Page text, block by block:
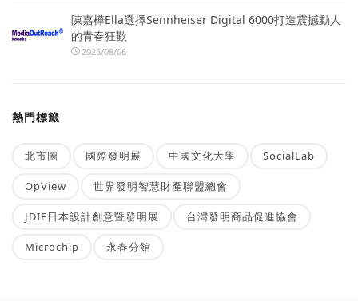
陳嘉樺Ella選擇Sennheiser Digital 6000打造震撼動人
的青春狂歡
2026/08/06
熱門標籤
北市圖 國際發明展 中國文化大學 SocialLab
OpView 世界發明智慧財產聯盟總會
JDIE日本設計創意暨發明展 台灣發明商品促進協會
Microchip 永春分館